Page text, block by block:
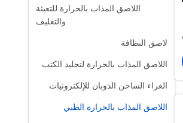
اللاصق المذاب بالحرارة للتعبئة
والتغليف
لاصق النظافة
اللاصق المذاب بالحرارة لتجليد الكتب
الغراء الساخن الذوبان للإلكترونيات
اللاصق المذاب بالحرارة الطبي